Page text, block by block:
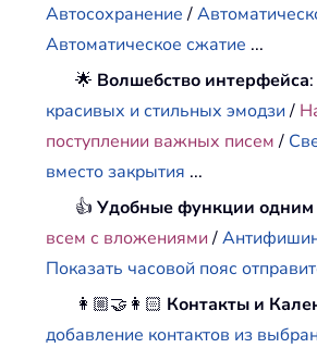
Автосохранение/
Автоматическое сжатие ...
🌟 Волшебство интерфейса:
красивых и стильных эмодзи/
поступлении важных писем/
вместо закрытия ...
👍Удобные функции одним
всем с вложениями /
Показать часовой пояс
👩🏼‍🤝‍👩🏻 Контакты и
добавление контактов из